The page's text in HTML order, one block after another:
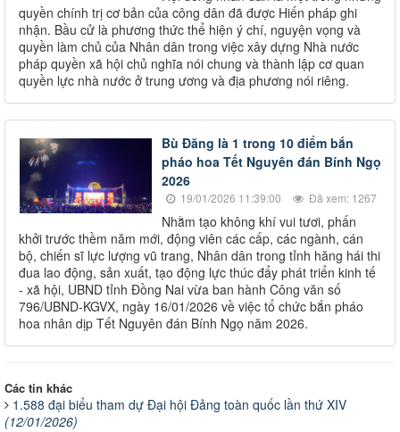
quyền chính trị cơ bản của công dân đã được Hiến pháp ghi
nhận. Bầu cử là phương thức thể hiện ý chí, nguyện vọng và
quyền làm chủ của Nhân dân trong việc xây dựng Nhà nước
pháp quyền xã hội chủ nghĩa nói chung và thành lập cơ quan
quyền lực nhà nước ở trung ương và địa phương nói riêng.
Bù Đăng là 1 trong 10 điểm bắn
pháo hoa Tết Nguyên đán Bính Ngọ
2026
19/01/2026 11:39:00 Đã xem: 1267
Nhằm tạo không khí vui tươi, phấn
khởi trước thềm năm mới, động viên các cấp, các ngành, cán
bộ, chiến sĩ lực lượng vũ trang, Nhân dân trong tỉnh hăng hái thi
đua lao động, sản xuất, tạo động lực thúc đẩy phát triển kinh tế
- xã hội, UBND tỉnh Đồng Nai vừa ban hành Công văn số
796/UBND-KGVX, ngày 16/01/2026 về việc tổ chức bắn pháo
hoa nhân dịp Tết Nguyên đán Bính Ngọ năm 2026.
Các tin khác
1.588 đại biểu tham dự Đại hội Đảng toàn quốc lần thứ XIV
(12/01/2026)